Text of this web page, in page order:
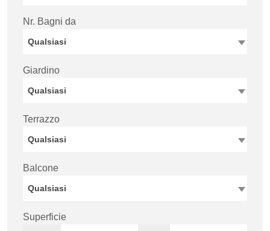
Nr. Bagni da
Qualsiasi
Giardino
Qualsiasi
Terrazzo
Qualsiasi
Balcone
Qualsiasi
Superficie